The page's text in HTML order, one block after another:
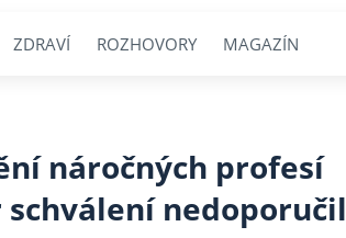
ZDRAVÍ ROZHOVORY MAGAZÍN
náročných profesí
nedoporučil